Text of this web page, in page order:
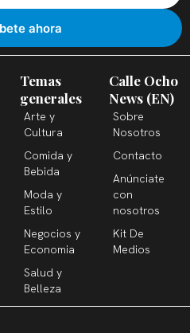
Temas
generales
Arte y
Cultura
Comida y
Bebida
Moda y
Estilo
Negocios y
Economia
Salud y
Belleza
Calle Ocho
News (EN)
Sobre
Nosotros
Contacto
Anúnciate
con
nosotros
Kit De
Medios